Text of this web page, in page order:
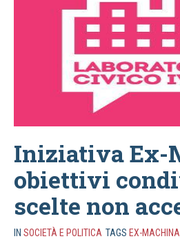
Iniziativa Ex-
obiettivi
scelte non
IN SOCIETÀ E POLITICA TAGS EX-MACHINA